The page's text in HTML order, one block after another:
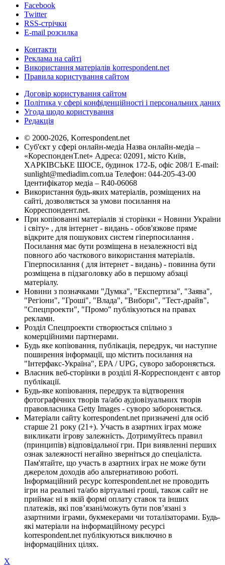
Facebook
Twitter
RSS-стрічки
E-mail розсилка
Контакти
Реклама на сайті
Використання матеріалів korrespondent.net
Правила користування сайтом
Договір користування сайтом
Політика у сфері конфіденційності і персональних даних
Угода щодо користування
Редакція
© 2000-2026, Korrespondent.net
Суб'єкт у сфері онлайн-медіа Назва онлайн-медіа –
«КореспонденТ.net» Адреса: 02091, місто Київ,
ХАРКІВСЬКЕ ШОСЕ, будинок 172-Б, офіс 208/1 E-mail:
sunlight@mediadim.com.ua Телефон: 044-205-43-00
Ідентифікатор медіа – R40-06068
Використання будь-яких матеріалів, розміщених на
сайті, дозволяється за умови посилання на
Корреспондент.net.
При копіюванні матеріалів зі сторінки « Новини України
і світу» , для інтернет - видань - обов'язкове пряме
відкрите для пошукових систем гіперпосилання .
Посилання має бути розміщена в незалежності від
повного або часткового використання матеріалів.
Гіперпосилання ( для інтернет - видань) - повинна бути
розміщена в підзаголовку або в першому абзаці
матеріалу.
Новини з позначками "Думка", "Експертиза", "Заява",
"Регіони", "Гроші", "Влада", "Вибори", "Тест-драйв",
"Спецпроекти", "Промо" публікуються на правах
реклами.
Розділ Спецпроекти створюється спільно з
комерційними партнерами.
Будь яке копіювання, публікація, передрук, чи наступне
поширення інформації, що містить посилання на
"Інтерфакс-Україна", EPA / UPG, суворо забороняється.
Власник веб-сторінки в розділі Я-Корреспондент є автор
публікації.
Будь-яке копіювання, передрук та відтворення
фотографічних творів та/або аудіовізуальних творів
правовласника Getty Images - суворо забороняється.
Матеріали сайту korrespondent.net призначені для осіб
старше 21 року (21+). Участь в азартних іграх може
викликати ігрову залежність. Дотримуйтесь правил
(принципів) відповідальної гри. При виявленні перших
ознак залежності негайно зверніться до спеціаліста.
Пам'ятайте, що участь в азартних іграх не може бути
джерелом доходів або альтернативою роботі.
Інформаційний ресурс korrespondent.net не проводить
ігри на реальні та/або віртуальні гроші, також сайт не
приймає ні в якій формі оплату ставок та інших
платежів, які пов’язані/можуть бути пов’язані з
азартними іграми, букмекерами чи тоталізаторами. Будь-
які матеріали на інформаційному ресурсі
korrespondent.net публікуються виключно в
інформаційних цілях.
X